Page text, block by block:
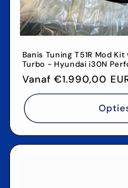
Banis Tuning T51R Mod
Turbo - Hyundai i30N
Normale
prijs
Vanaf €1.990,00